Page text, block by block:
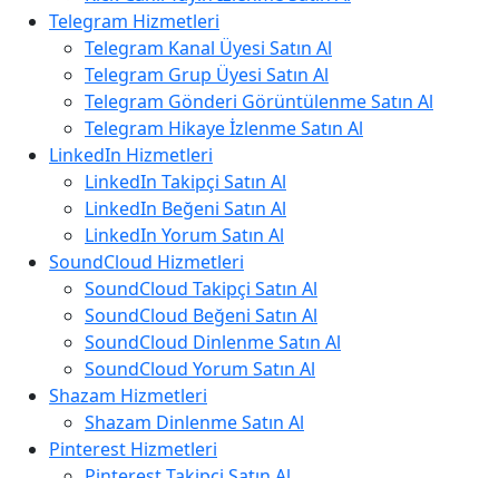
Telegram Hizmetleri
Telegram Kanal Üyesi Satın Al
Telegram Grup Üyesi Satın Al
Telegram Gönderi Görüntülenme Satın Al
Telegram Hikaye İzlenme Satın Al
LinkedIn Hizmetleri
LinkedIn Takipçi Satın Al
LinkedIn Beğeni Satın Al
LinkedIn Yorum Satın Al
SoundCloud Hizmetleri
SoundCloud Takipçi Satın Al
SoundCloud Beğeni Satın Al
SoundCloud Dinlenme Satın Al
SoundCloud Yorum Satın Al
Shazam Hizmetleri
Shazam Dinlenme Satın Al
Pinterest Hizmetleri